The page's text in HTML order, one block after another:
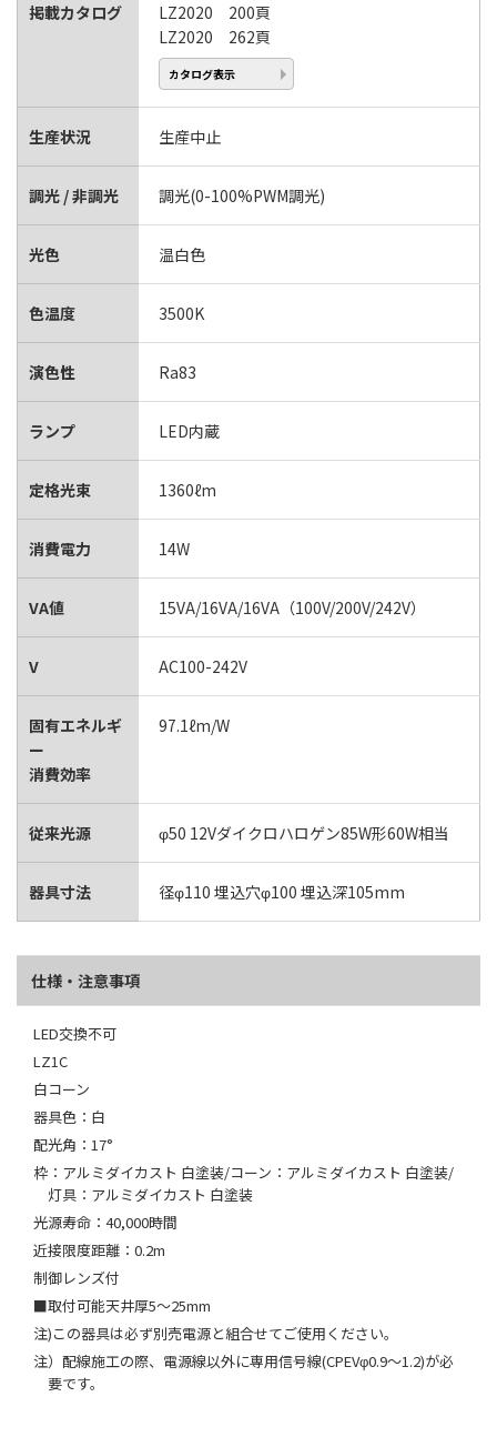
掲載カタログ
LZ2020 200頁
LZ2020 262頁
カタログ表示
生産状況 生産中止
調光 / 非調光 調光(0-100%PWM調光)
光色 温白色
色温度 3500K
演色性 Ra83
ランプ LED内蔵
定格光束 1360ℓm
消費電力 14W
VA値 15VA/16VA/16VA（100V/200V/242V）
V AC100-242V
固有エネルギ
ー
消費効率
97.1ℓm/W
従来光源 φ50 12Vダイクロハロゲン85W形60W相当
器具寸法 径φ110 埋込穴φ100 埋込深105mm
仕様・注意事項
LED交換不可
LZ1C
白コーン
器具色：白
配光角：17°
枠：アルミダイカスト 白塗装/コーン：アルミダイカスト 白塗装/
灯具：アルミダイカスト 白塗装
光源寿命：40,000時間
近接限度距離：0.2m
制御レンズ付
■取付可能天井厚5～25mm
注)この器具は必ず別売電源と組合せてご使用ください。
注）配線施工の際、電源線以外に専用信号線(CPEVφ0.9～1.2)が必
要です。